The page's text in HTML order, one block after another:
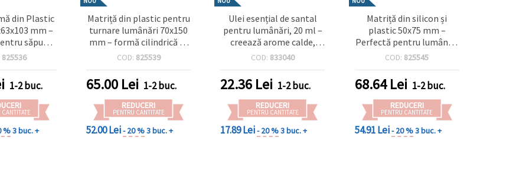
din Plastic
mm –
săpun,
în rășină
825536
1-2 buc.
CANTITATE
%3 buc. +
Matriță din plastic pentru
turnare lumânări 70x150
mm – formă cilindrică cu
vârf ascuțit, ideală pentru
înalte și elegante
COD: 825539
65.00 Lei 1-2 buc.
REDUCERI
PENTRU CANTITATE
52.00 Lei- 20 %3 buc. +
Ulei esențial de santal
pentru lumânări, 20 ml –
creează arome calde,
relaxante și luxoase
COD: 833040
22.36 Lei 1-2 buc.
REDUCERI
PENTRU CANTITATE
17.89 Lei- 20 %3 buc. +
Matriță din silicon și
plastic 50x75 mm –
Perfectă pentru lumânări
handmade, săpunuri și
creativ
COD: 825545
68.64Lei 1-2 buc.
REDUCERI
PENTRU CANTITATE
54.91 Lei- 20 %3 buc. +